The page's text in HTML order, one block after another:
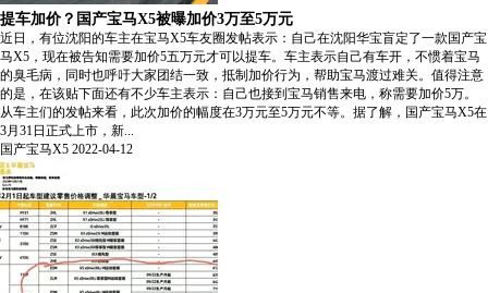
提车加价？国产宝马X5被曝加价3万至5万元
近日，有位沈阳的车主在宝马X5车友圈发帖表示：自己在沈阳华宝盲定了一款国产宝
马X5，现在被告知需要加价5五万元才可以提车。车主表示自己有车开，不惯着宝马
的臭毛病，同时也呼吁大家团结一致，抵制加价行为，帮助宝马渡过难关。值得注意
的是，在该贴下面还有不少车主表示：自己也接到宝马销售来电，称需要加价5万。
从车主们的发帖来看，此次加价的幅度在3万元至5万元不等。据了解，国产宝马X5在
3月31日正式上市，新...
国产宝马X5 2022-04-12